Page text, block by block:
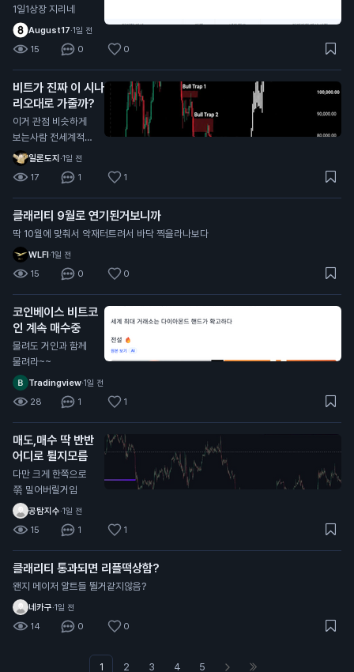
1일1상장 지리네
August17·1일 전
15 0 0
비트가 진짜 이 시나
리오대로 가줄까?
이거 관점 비슷하게
보는사람 전세계적으
로 너무 많던데
일론도지 ·1일 전
17 1 1
클래리티 9월로 연기된거보니까
딱 10월에 맞춰서 악재터트려서 바닥 찍을라나보다
WLFI·1일 전
15 0 0
코인베이스 비트코
인 계속 매수중
물려도 거인과 함께
물려라~~
Tradingview·1일 전
28 1 1
매도,매수 딱 반반
어디로 튈지모름
다만 크게 한쪽으로
쭊 밀어버릴거임
공탐지수·1일 전
15 1 1
클래리티 통과되면 리플떡상함?
왠지 메이저 알트들 뛸거같지않음?
네카구·1일 전
14 0 0
1 2 3 4 5